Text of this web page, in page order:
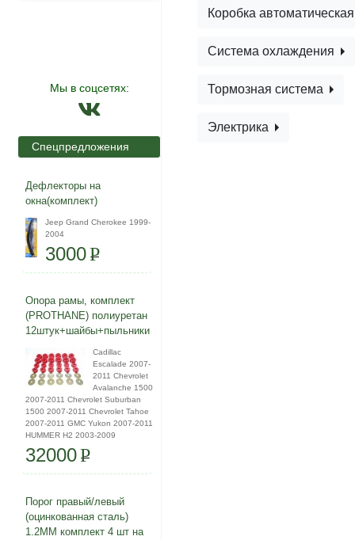
Мы в соцсетях:
Спецпредложения
Дефлекторы на
окна(комплект)
Jeep Grand Cherokee 1999-
2004
3000P
Опора рамы, комплект
(PROTHANE) полиуретан
12штук+шайбы+пыльники
Cadillac
Escalade 2007-
2011 Chevrolet
Avalanche 1500
2007-2011 Chevrolet Suburban
1500 2007-2011 Chevrolet Tahoe
2007-2011 GMC Yukon 2007-2011
HUMMER H2 2003-2009
32000P
Порог правый/левый
(оцинкованная сталь)
1.2ММ комплект 4 шт на
Коробка
Система охлаждения
Тормозная система
Электрика